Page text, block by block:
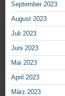
September 2023
August 2023
Juli 2023
Juni 2023
Mai 2023
April 2023
März 2023